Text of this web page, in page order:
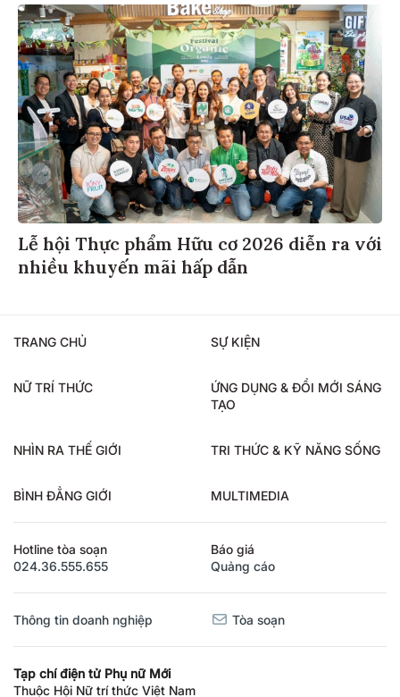
Lễ hội Thực phẩm Hữu cơ 2026 diễn ra với
nhiều khuyến mãi hấp dẫn
TRANG CHỦ SỰ KIỆN
NỮ TRÍ THỨC
ỨNG DỤNG & ĐỔI MỚI SÁNG
TẠO
NHÌN RA THẾ GIỚI TRI THỨC & KỸ NĂNG SỐNG
BÌNH ĐẲNG GIỚI MULTIMEDIA
Hotline tòa soạn
024.36.555.655
Báo giá
Quảng cáo
Thông tin doanh nghiệp Tòa soạn
Tạp chí điện tử Phụ nữ Mới
Thuộc Hội Nữ trí thức Việt Nam